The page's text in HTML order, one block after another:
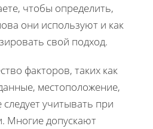
чтобы определить,
они используют и как
свой подход.
факторов, таких как
местоположение,
учитывать при
Многие допускают